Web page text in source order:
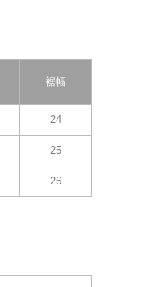
裾幅
24
25
26